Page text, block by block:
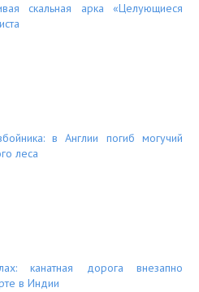
скальная арка «Целующиеся
в Англии погиб могучий
леса
канатная дорога внезапно
в Индии